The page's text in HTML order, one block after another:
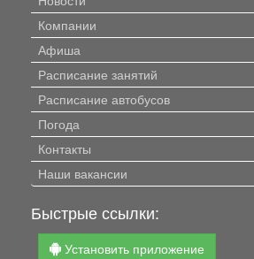
Компании
Афиша
Расписание занятий
Расписание автобусов
Погода
Контакты
Наши вакансии
Быстрые ссылки:
Установить приложение